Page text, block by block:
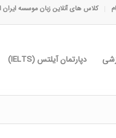
کلاس های آنلاین زبان موسسه ایران
دپارتمان آیلتس (IELTS)